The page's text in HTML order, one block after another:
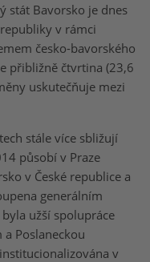
stát Bavorsko je dnes
v rámci
česko-bavorského
přibližně čtvrtina (23,6
uskutečňuje mezi
stále více sbližují
působí v Praze
v České republice a
generálním
užší spolupráce
Poslaneckou
v